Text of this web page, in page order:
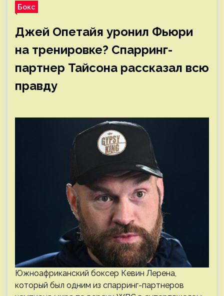
Бокс
Джей Опетайя уронил Фьюри
на тренировке? Спарринг-
партнер Тайсона рассказал всю
правду
Южноафриканский боксер Кевин Лерена,
который был одним из спарринг-партнеров